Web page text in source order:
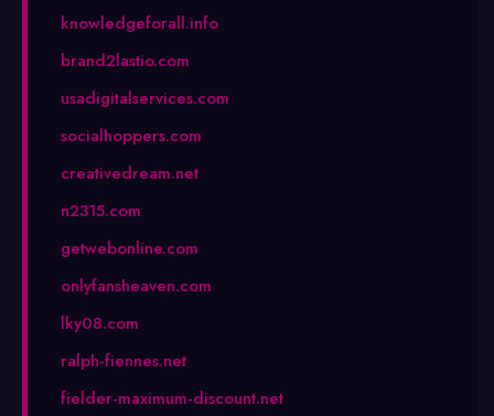
knowledgeforall.info
brand2lastio.com
usadigitalservices.com
socialhoppers.com
creativedream.net
n2315.com
getwebonline.com
onlyfansheaven.com
lky08.com
ralph-fiennes.net
fielder-maximum-discount.net